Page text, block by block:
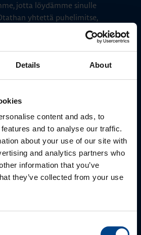
Details About
content and ads, to
and to analyse our traffic.
about your use of our site with
and analytics partners who
information that you’ve
they’ve collected from your use
jotta löydämme sinulle
yhtettä puhelimitse,
kautta.